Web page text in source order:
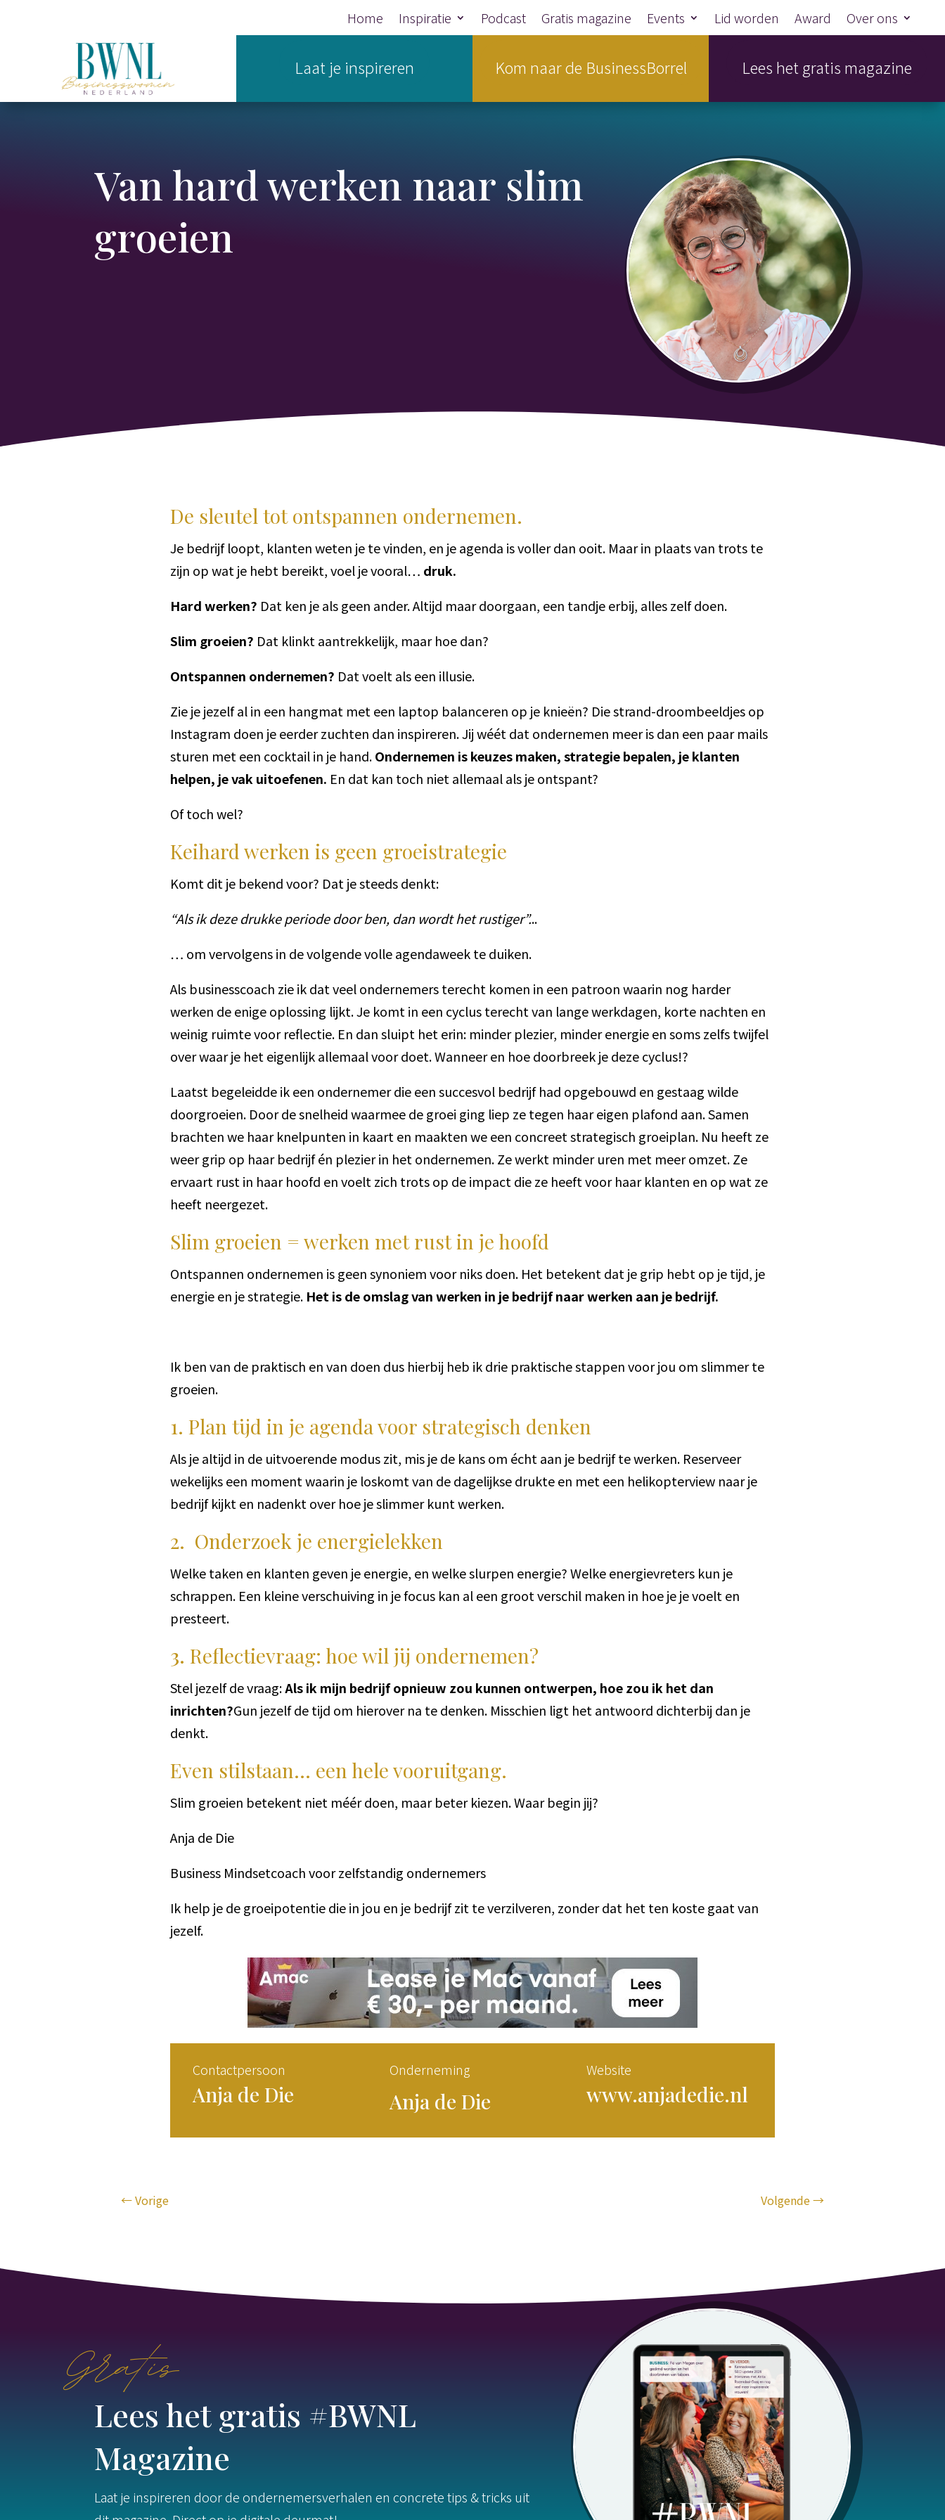
Home Inspiratie Podcast Gratis magazine Events Lid worden Award Over ons
Laat je inspireren Kom naar de BusinessBorrel Lees het gratis magazine
Van hard werken naar slim
groeien
De sleutel tot ontspannen ondernemen.
Je bedrijf loopt, klanten weten je te vinden, en je agenda is voller dan ooit. Maar in plaats van trots te
zijn op wat je hebt bereikt, voel je vooral… druk.
Hard werken? Dat ken je als geen ander. Altijd maar doorgaan, een tandje erbij, alles zelf doen.
Slim groeien? Dat klinkt aantrekkelijk, maar hoe dan?
Ontspannen ondernemen? Dat voelt als een illusie.
Zie je jezelf al in een hangmat met een laptop balanceren op je knieën? Die strand-droombeeldjes op
Instagram doen je eerder zuchten dan inspireren. Jij wéét dat ondernemen meer is dan een paar mails
sturen met een cocktail in je hand.Ondernemen is keuzes maken, strategie bepalen, je klanten
helpen, je vak uitoefenen. En dat kan toch niet allemaal als je ontspant?
Of toch wel?
Keihard werken is geen groeistrategie
Komt dit je bekend voor? Dat je steeds denkt:
“Als ik deze drukke periode door ben, dan wordt het rustiger”...
… om vervolgens in de volgende volle agendaweek te duiken.
Als businesscoach zie ik dat veel ondernemers terecht komen in een patroon waarin nog harder
werken de enige oplossing lijkt. Je komt in een cyclus terecht van lange werkdagen, korte nachten en
weinig ruimte voor reflectie. En dan sluipt het erin: minder plezier, minder energie en soms zelfs twijfel
over waar je het eigenlijk allemaal voor doet. Wanneer en hoe doorbreek je deze cyclus!?
Laatst begeleidde ik een ondernemer die een succesvol bedrijf had opgebouwd en gestaag wilde
doorgroeien. Door de snelheid waarmee de groei ging liep ze tegen haar eigen plafond aan. Samen
brachten we haar knelpunten in kaart en maakten we een concreet strategisch groeiplan. Nu heeft ze
weer grip op haar bedrijf én plezier in het ondernemen. Ze werkt minder uren met meer omzet. Ze
ervaart rust in haar hoofd en voelt zich trots op de impact die ze heeft voor haar klanten en op wat ze
heeft neergezet.
Slim groeien = werken met rust in je hoofd
Ontspannen ondernemen is geen synoniem voor niks doen. Het betekent dat je grip hebt op je tijd, je
energie en je strategie. Het is de omslag van werken in je bedrijf naar werken aan je bedrijf.
Ik ben van de praktisch en van doen dus hierbij heb ik drie praktische stappen voor jou om slimmer te
groeien.
1. Plan tijd in je agenda voor strategisch denken
Als je altijd in de uitvoerende modus zit, mis je de kans om écht aan je bedrijf te werken. Reserveer
wekelijks een moment waarin je loskomt van de dagelijkse drukte en met een helikopterview naar je
bedrijf kijkt en nadenkt over hoe je slimmer kunt werken.
2. Onderzoek je energielekken
Welke taken en klanten geven je energie, en welke slurpen energie? Welke energievreters kun je
schrappen. Een kleine verschuiving in je focus kan al een groot verschil maken in hoe je je voelt en
presteert.
3. Reflectievraag: hoe wil jij ondernemen?
Stel jezelf de vraag:Als ik mijn bedrijf opnieuw zou kunnen ontwerpen, hoe zou ik het dan
inrichten?Gun jezelf de tijd om hierover na te denken. Misschien ligt het antwoord dichterbij dan je
denkt.
Even stilstaan… een hele vooruitgang.
Slim groeien betekent niet méér doen, maar beter kiezen. Waar begin jij?
Anja de Die
Business Mindsetcoach voor zelfstandig ondernemers
Ik help je de groeipotentie die in jou en je bedrijf zit te verzilveren, zonder dat het ten koste gaat van
jezelf.
Contactpersoon
Anja de Die
Onderneming
Anja de Die
Website
www.anjadedie.nl
←Vorige Volgende→
Gratis
Lees het gratis #BWNL
Magazine
Laat je inspireren door de ondernemersverhalen en concrete tips & tricks uit